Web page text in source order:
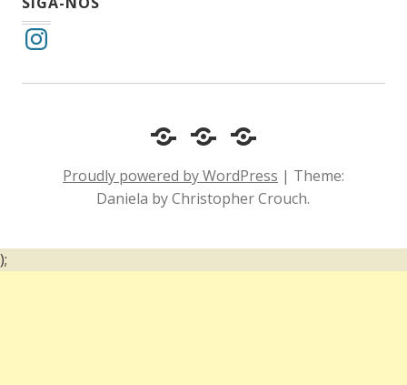
Instagram
Cotidiano
Comportamento
Inclusão
e
Acessibilidade
Diário
um
surdo
Proudly powered by WordPress | Theme:
Daniela by Christopher Crouch.
);